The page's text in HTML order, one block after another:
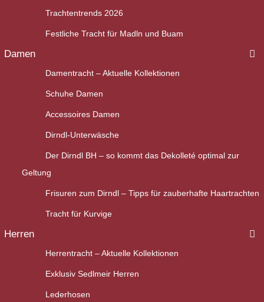
Trachtentrends 2026
Festliche Tracht für Madln und Buam
Damen
Damentracht – Aktuelle Kollektionen
Schuhe Damen
Accessoires Damen
Dirndl-Unterwäsche
Der Dirndl BH – so kommt das Dekolleté optimal zur
Geltung
Frisuren zum Dirndl – Tipps für zauberhafte Haartrachten
Tracht für Kurvige
Herren
Herrentracht – Aktuelle Kollektionen
Exklusiv Sedlmeir Herren
Lederhosen